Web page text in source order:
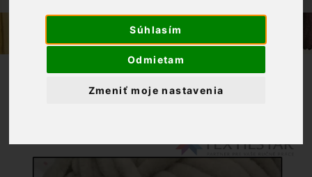
Súhlasím
Odmietam
Zmeniť moje nastavenia